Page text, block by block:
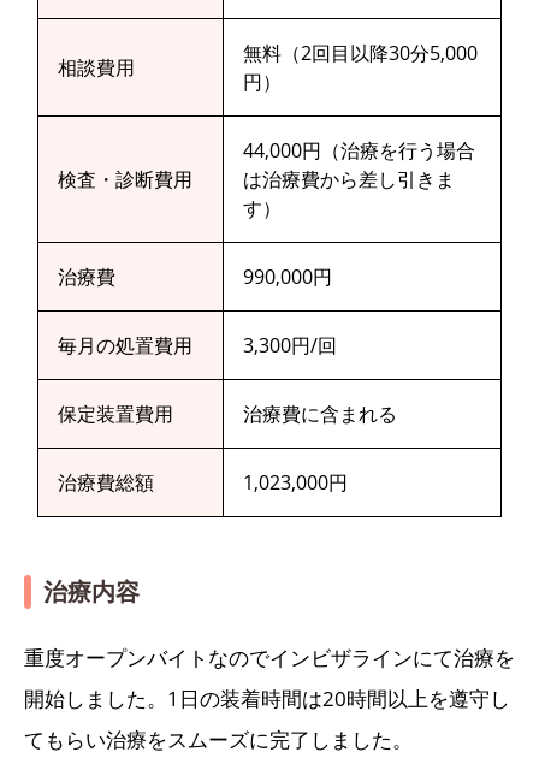
相談費用
無料（2回目以降30分5,000
円）
検査・診断費用
44,000円（治療を行う場合
は治療費から差し引きま
す）
治療費 990,000円
毎月の処置費用 3,300円/回
保定装置費用 治療費に含まれる
治療費総額 1,023,000円
治療内容
重度オープンバイトなのでインビザラインにて治療を
開始しました。1日の装着時間は20時間以上を遵守し
てもらい治療をスムーズに完了しました。